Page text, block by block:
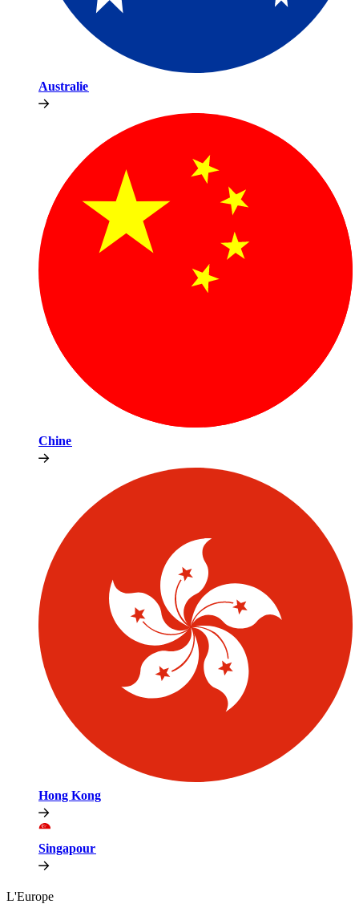
Australie​​
Chine​​
Hong Kong​​
Singapour​​
L'Europe​​